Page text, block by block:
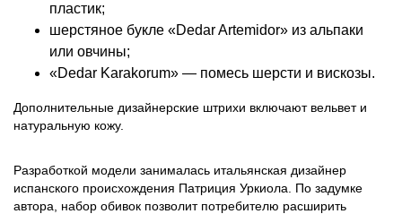
пластик;
шерстяное букле «Dedar Artemidor» из альпаки
или овчины;
«Dedar Karakorum» — помесь шерсти и вискозы.
Дополнительные дизайнерские штрихи включают вельвет и
натуральную кожу.
Разработкой модели занималась итальянская дизайнер
испанского происхождения Патриция Уркиола. По задумке
автора, набор обивок позволит потребителю расширить